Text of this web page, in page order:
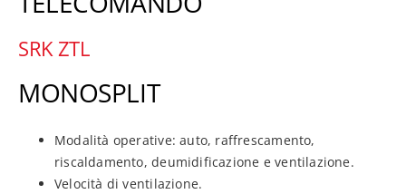
SRK ZTL
MONOSPLIT
Modalità operative: auto, raffrescamento,
riscaldamento, deumidificazione e ventilazione.
Velocità di ventilazione.